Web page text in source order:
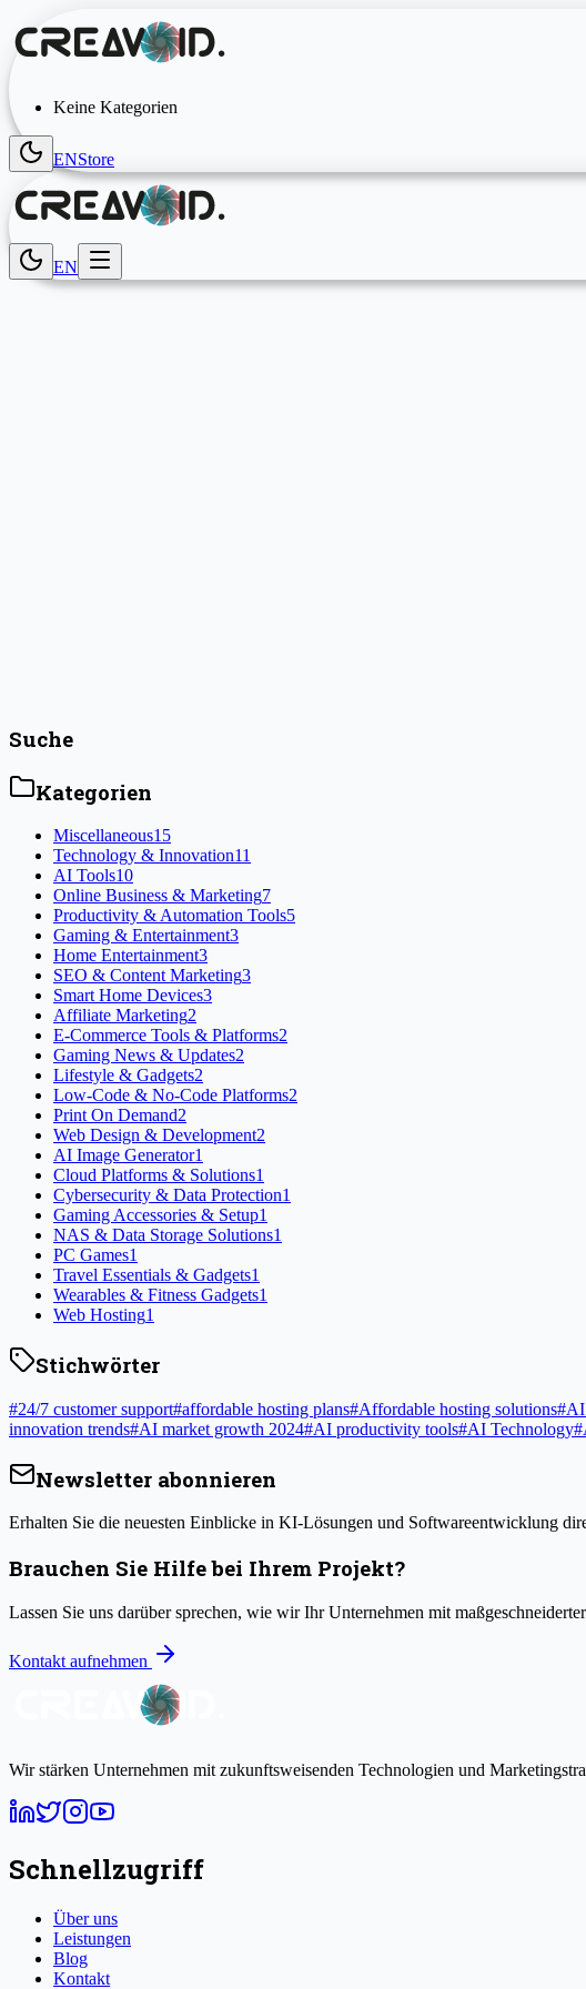
Keine Kategorien
ENStore
EN
Suche
Kategorien
Miscellaneous15
Technology & Innovation11
AI Tools10
Online Business & Marketing7
Productivity & Automation Tools5
Gaming & Entertainment3
Home Entertainment3
SEO & Content Marketing3
Smart Home Devices3
Affiliate Marketing2
E-Commerce Tools & Platforms2
Gaming News & Updates2
Lifestyle & Gadgets2
Low-Code & No-Code Platforms2
Print On Demand2
Web Design & Development2
AI Image Generator1
Cloud Platforms & Solutions1
Cybersecurity & Data Protection1
Gaming Accessories & Setup1
NAS & Data Storage Solutions1
PC Games1
Travel Essentials & Gadgets1
Wearables & Fitness Gadgets1
Web Hosting1
Stichwörter
#24/7 customer support#affordable hosting plans#Affordable hosting solutions#AI
innovation trends#AI market growth 2024#AI productivity tools#AI Technology#
Newsletter abonnieren
Erhalten Sie die neuesten Einblicke in KI-Lösungen und Softwareentwicklung
Brauchen Sie Hilfe bei Ihrem Projekt?
Lassen Sie uns darüber sprechen, wie wir Ihr Unternehmen mit
Kontakt aufnehmen
Wir stärken Unternehmen mit zukunftsweisenden Technologien und
Schnellzugriff
Über uns
Leistungen
Blog
Kontakt